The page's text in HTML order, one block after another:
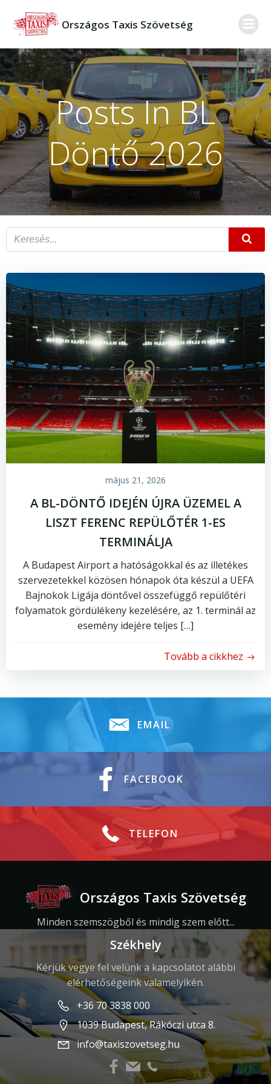
to
Országos Taxis Szövetség
Posts In BL
Döntő 2026
május 21, 2026
A BL-DÖNTŐ IDEJÉN ÚJRA ÜZEMEL A
LISZT FERENC REPÜLŐTÉR 1-ES
TERMINÁLJA
A Budapest Airport a hatóságokkal és az illetékes
szervezetekkel közösen hónapok óta készül a UEFA
Bajnokok Ligája döntővel összefüggő repülőtéri
folyamatok gördülékeny kezelésére, az 1. terminál az
esemény idejére teljes […]
Tovább a cikkhez
EMAIL
FACEBOOK
TELEFON
Országos Taxis Szövetség
Minden szemszögből és mindig szem előtt...
Székhely
Kérjük vegye fel velünk a kapcsolatot alábbi
elérhetőségeink valamelyikén.
+36 70 3838 000
1039 Budapest, Rákóczi utca 8.
info@taxiszovetseg.hu